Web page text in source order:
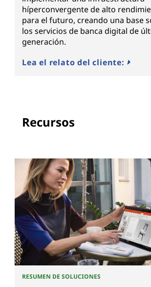
híperconvergente de alto
para el futuro, creando una base
los servicios de banca digital de
generación.
Lea el relato del cliente:
Recursos
RESUMEN DE SOLUCIONES